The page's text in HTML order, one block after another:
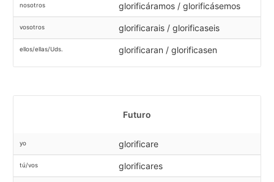
nosotros glorificáramos / glorificásemos
vosotros glorificarais / glorificaseis
ellos/ellas/Uds. glorificaran / glorificasen
Futuro
yo glorificare
tú/vos glorificares